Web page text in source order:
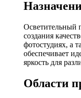
Осветительный
создания
фотостудиях, а
обеспечивает
яркость для
Области